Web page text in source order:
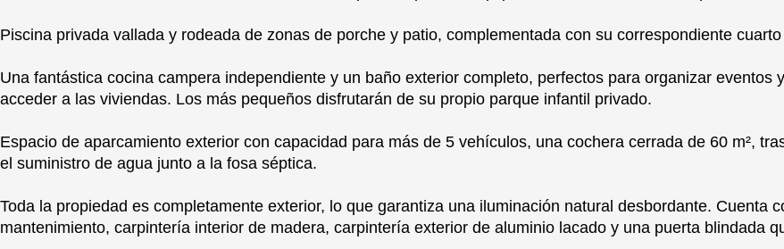
Piscina privada vallada y rodeada de zonas de porche y patio, complementada con su correspondiente
Una fantástica cocina campera independiente y un baño exterior completo, perfectos para organizar eventos
acceder a las viviendas. Los más pequeños disfrutarán de su propio parque infantil privado.
Espacio de aparcamiento exterior con capacidad para más de 5 vehículos, una cochera cerrada de 60 m²,
el suministro de agua junto a la fosa séptica.
Toda la propiedad es completamente exterior, lo que garantiza una iluminación natural desbordante. Cuenta
mantenimiento, carpintería interior de madera, carpintería exterior de aluminio lacado y una puerta blindada